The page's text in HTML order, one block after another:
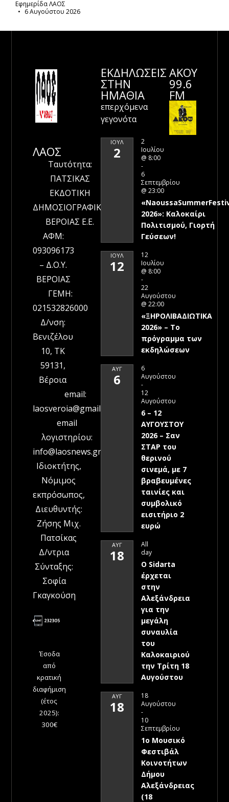
Εφημερίδα ΛΑΟΣ
6 Αυγούστου 2026
ΛΑΟΣ
Ταυτότητα:
ΠΑΤΣΙΚΑΣ
ΕΚΔΟΤΙΚΗ
ΔΗΜΟΣΙΟΓΡΑΦΙΚΗ
ΒΕΡΟΙΑΣ Ε.Ε.
ΑΦΜ:
093096173
– Δ.Ο.Υ.
ΒΕΡΟΙΑΣ
ΓΕΜΗ:
021532826000
Δ/νση:
Βενιζέλου
10, ΤΚ
59131,
Βέροια
email:
laosveroia@gmail.com
email
λογιστηρίου:
info@laosnews.gr
Ιδιοκτήτης,
Νόμιμος
εκπρόσωπος,
Διευθυντής:
Ζήσης Μιχ.
Πατσίκας
Δ/ντρια
Σύνταξης:
Σοφία
Γκαγκούση
Έσοδα
από
κρατική
διαφήμιση
(έτος
2025):
300€
ΕΚΔΗΛΩΣΕΙΣ
ΣΤΗΝ
ΗΜΑΘΊΑ
επερχόμενα
γεγονότα
ΙΟΎΛ
2
2
Ιουλίου
@ 8:00
-
6
Σεπτεμβρίου
@ 23:00
2026»: Καλοκαίρι
Πολιτισμού, Γιορτή
Γεύσεων!
ΙΟΎΛ
12
12
Ιουλίου
@ 8:00
-
22
Αυγούστου
@ 22:00
«ΞΗΡΟΛΙΒΑΔΙΩΤΙΚΑ
2026» – To
πρόγραμμα των
εκδηλώσεων
ΑΥΓ
6
6
Αυγούστου
-
12
Αυγούστου
6 – 12
ΑΥΓΟΥΣΤΟΥ
2026 – Σαν
ΣΤΑΡ του
θερινού
σινεμά, με 7
βραβευμένες
ταινίες και
συμβολικό
εισιτήριο 2
ευρώ
ΑΥΓ
18
All
day
Ο Sidarta
έρχεται
στην
Αλεξάνδρεια
για την
μεγάλη
συναυλία
του
Καλοκαιριού
την Τρίτη 18
Αυγούστου
ΑΥΓ
18
18
Αυγούστου
-
10
Σεπτεμβρίου
1ο Μουσικό
Φεστιβάλ
Κοινοτήτων
Δήμου
Αλεξάνδρειας
(18
ΑΚΟΥ
99.6
FM